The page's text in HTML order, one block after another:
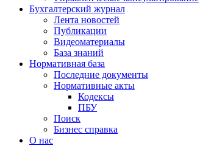
Бухгалтерский журнал
Лента новостей
Публикации
Видеоматериалы
База знаний
Нормативная база
Последние документы
Нормативные акты
Кодексы
ПБУ
Поиск
Бизнес справка
О нас